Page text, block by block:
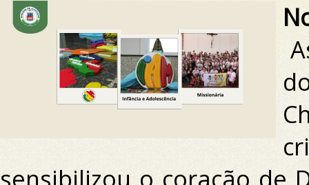
sensibilizou o coração de